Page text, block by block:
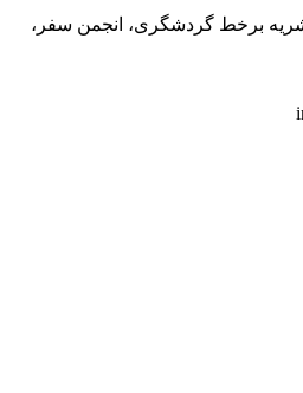
برخط گردشگری، انجمن سفر،